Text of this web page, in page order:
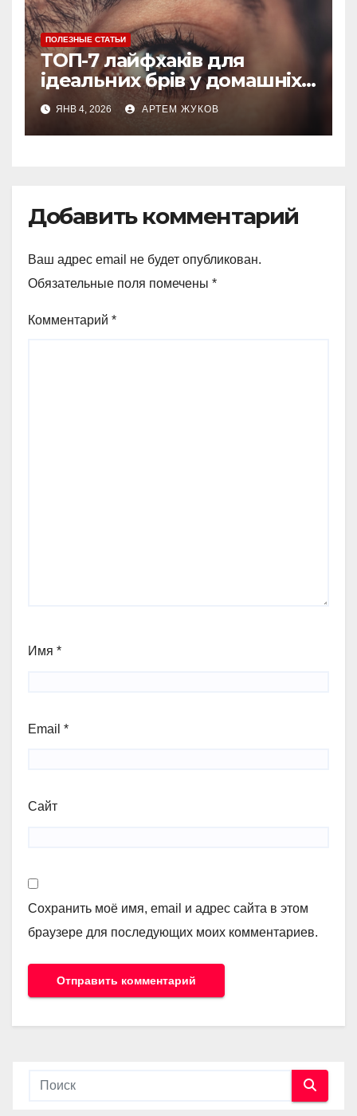
ПОЛЕЗНЫЕ СТАТЬИ
ТОП-7 лайфхаків для
ідеальних брів у домашніх
умовах
ЯНВ 4, 2026 АРТЕМ ЖУКОВ
Добавить комментарий
Ваш адрес email не будет опубликован.
Обязательные поля помечены *
Комментарий *
Имя *
Email *
Сайт
Сохранить моё имя, email и адрес сайта в этом
браузере для последующих моих комментариев.